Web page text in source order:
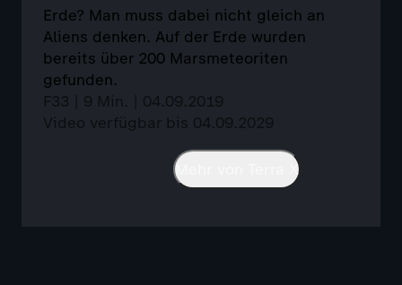
Erde? Man muss dabei nicht gleich an
Aliens denken. Auf der Erde wurden
bereits über 200 Marsmeteoriten
gefunden.
F33 | 9 Min. | 04.09.2019
Video verfügbar bis 04.09.2029
Mehr von Terra X